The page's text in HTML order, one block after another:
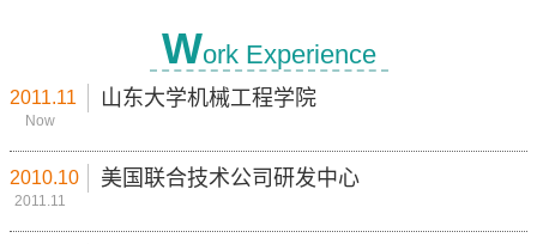
Work Experience
2011.11
Now
山东大学机械工程学院
2010.10
2011.11
美国联合技术公司研发中心